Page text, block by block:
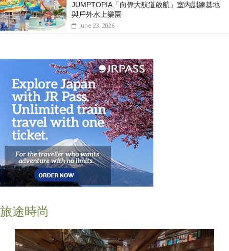
JUMPTOPIA「向偉大航道啟航」室內訓練基地
與戶外水上樂園
June 23, 2026
旅途時尚